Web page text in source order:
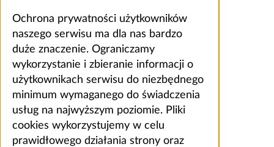
Ochrona prywatności użytkowników
naszego serwisu ma dla nas bardzo
duże znaczenie. Ograniczamy
wykorzystanie i zbieranie informacji o
użytkownikach serwisu do niezbędnego
minimum wymaganego do świadczenia
usług na najwyższym poziomie. Pliki
cookies wykorzystujemy w celu
prawidłowego działania strony oraz